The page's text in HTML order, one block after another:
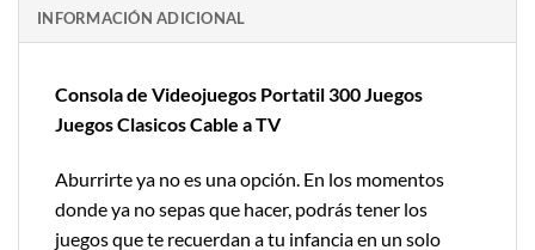
INFORMACIÓN ADICIONAL
Consola de Videojuegos Portatil 300 Juegos
Juegos Clasicos Cable a TV
Aburrirte ya no es una opción. En los momentos
donde ya no sepas que hacer, podrás tener los
juegos que te recuerdan a tu infancia en un solo